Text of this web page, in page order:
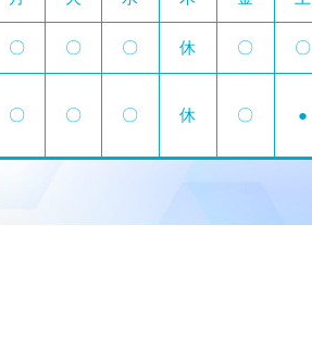
〇 〇 〇 休 〇 〇
〇 〇 〇 休 〇 ●